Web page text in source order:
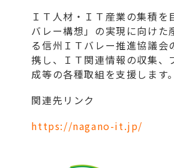
ＩＴ人材・ＩＴ産業の集積を
バレー構想」の実現に向けた
る信州ＩＴバレー推進協議会
携し、ＩＴ関連情報の収集、
成等の各種取組を支援します。
関連先リンク
https://nagano-it.jp/